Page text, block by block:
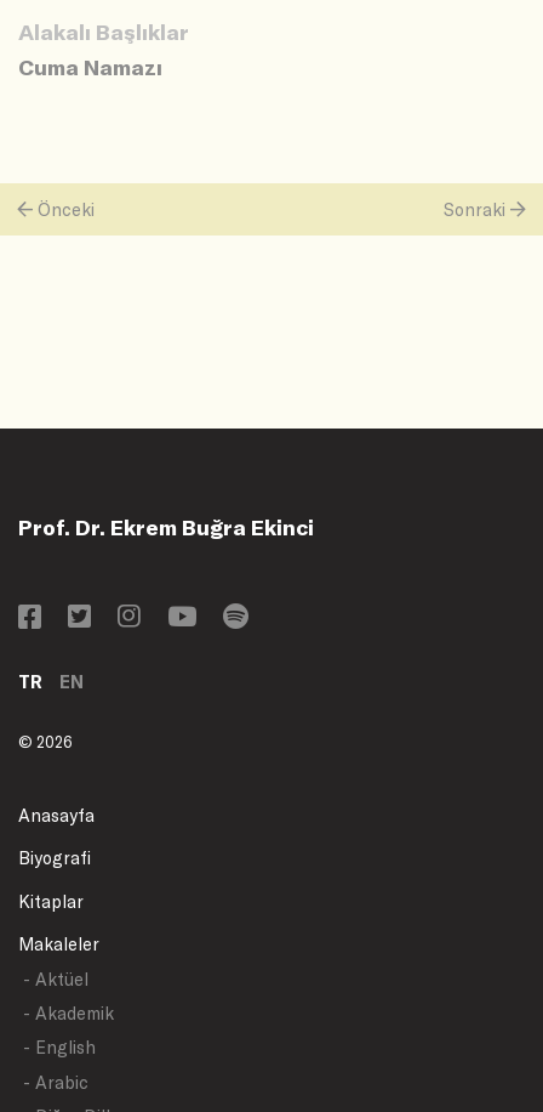
Alakalı Başlıklar
Cuma Namazı
Önceki Sonraki
Prof. Dr. Ekrem Buğra Ekinci
TR EN
© 2026
Anasayfa
Biyografi
Kitaplar
Makaleler
- Aktüel
- Akademik
- English
- Arabic